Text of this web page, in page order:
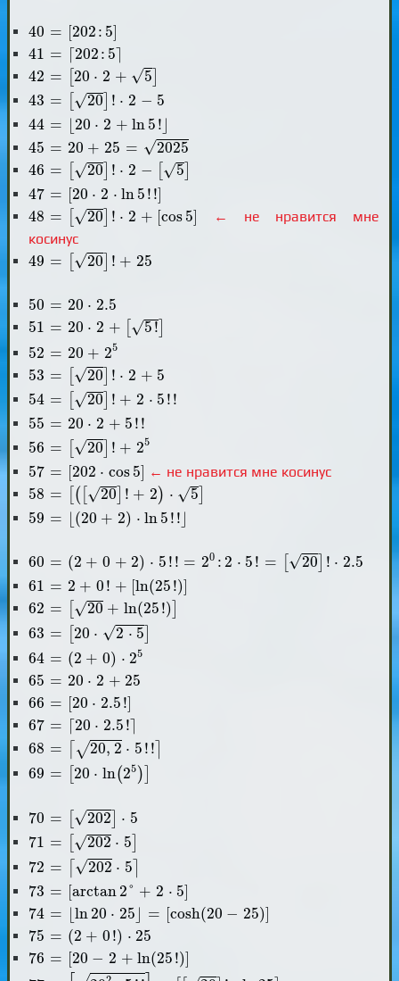
40 = [202: 5]
40 202:5
41 = ⌈202: 5⌉
41 202:5
42 = 20 ⋅ 2 + √5
42 20⋅2 5]
43 = √20 ! ⋅ 2 − 5
43 20 !⋅2-5
44 = ⌊ 20 ⋅ 2 + ln5! ⌋
44 20⋅2 ln 5! ⌋
45 = 20 + 25 = √2025
45 20+25 =2025
46 = √20 ! ⋅ 2 − √5
46 20 !⋅2-[ 5
47 = [20 ⋅ 2 ⋅ ln5!!]
47 20⋅2 ln !!]
48 = √20 ! ⋅ 2 + [cos5]
48 20 !⋅2+ [cos 5]
← не нравится мне
косинус
49 = √20 ! + 25
49 20 !+25
50 = 20 ⋅ 2.5
50 =20⋅2.5
51 = 20 ⋅ 2 + √5!
51 20⋅2 [5 ]
52 = 20 + 25
52 20+2
53 = √20 ! ⋅ 2 + 5
53 20 !⋅2+ 5
54 = √20 ! + 2 ⋅ 5!!
54 20 !+2⋅ 5 !
55 = 20 ⋅ 2 + 5!!
55 =20⋅2 5!
56 = √20 ! + 25
56 20 !+25
57 = [202 ⋅ cos5]
57 202⋅cos ← не нравится мне косинус
58 = ( √20 ! + 2) ⋅ √5
58 [20 !+2) 5
59 = ⌊ (20 + 2) ⋅ ln5!! ⌋
59 20+2 )⋅ ln5 ⌋
60 = (2 + 0 + 2) ⋅ 5!! = 20 : 2 ⋅ 5! = √20 ! ⋅ 2.5
60 +0 )⋅ =2 :2 ⋅ 5 20 !⋅ 2.5
61 = 2 + 0! + [ln(25!)]
61 +0 !+ [ln 25!)
62 = √20 + ln(25!)
62 20 +ln( !) ]
63 = 20 ⋅ √2 ⋅ 5
63 20⋅2
64 = (2 + 0) ⋅ 25
64 +0 25
65 = 20 ⋅ 2 + 25
65 20⋅2 25
66 = [20 ⋅ 2.5!]
66 20⋅2.5!
67 = ⌈20 ⋅ 2.5!⌉
67 20⋅2.5!⌉
68 = √20, 2 ⋅ 5!!
68 20 2⋅5!!⌉
69 = 20 ⋅ ln(25 )
69 20⋅ln 2 )]
70 = √202 ⋅ 5
70 202]⋅5
71 = √202 ⋅ 5
71 202⋅5]
72 = √202 ⋅ 5
72 202⋅5⌉
73 = [arctan 2° + 2 ⋅ 5]
73 arctan +2 ⋅ 5
74 = ⌊ln 20 ⋅ 25 ⌋ = [cosh(20 − 25)]
74 ln20 ⋅25 =[cosh ( 20 -25)]
75 = (2 + 0!) ⋅ 25
75 +0 ) 25
76 = [20 − 2 + ln(25!)]
76 20-2 ln(25 !)
20 ⋅5!!]=[[20 ] 25